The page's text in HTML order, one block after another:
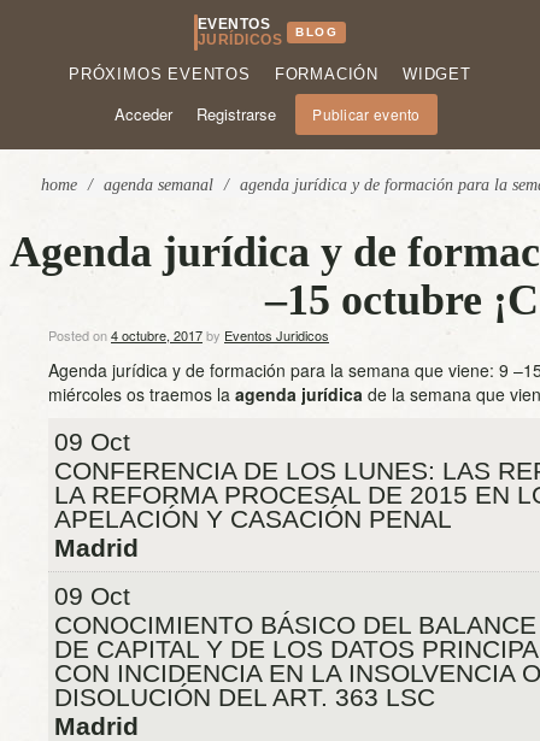
EVENTOS
JURÍDICOS
BLOG
PRÓXIMOS EVENTOS FORMACIÓN WIDGET
Acceder Registrarse Publicar evento
home / agenda semanal / agenda jurídica y de formación para la
Agenda jurídica y de
–15 octubre
Posted on4 octubre, 2017by Eventos Juridicos
Agenda jurídica y de formación para la semana que viene: 9
miércoles os traemos la agenda jurídica de la semana que
09 Oct
CONFERENCIA DE LOS LUNES: LAS
LA REFORMA PROCESAL DE 2015 EN
APELACIÓN Y CASACIÓN PENAL
Madrid
09 Oct
CONOCIMIENTO BÁSICO DEL
DE CAPITAL Y DE LOS DATOS
CON INCIDENCIA EN LA INSOLVENCIA
DISOLUCIÓN DEL ART. 363 LSC
Madrid